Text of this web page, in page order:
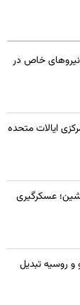
نیروهای خاص در
ایالات متحده
عسکرگیری
و روسیه تبدیل